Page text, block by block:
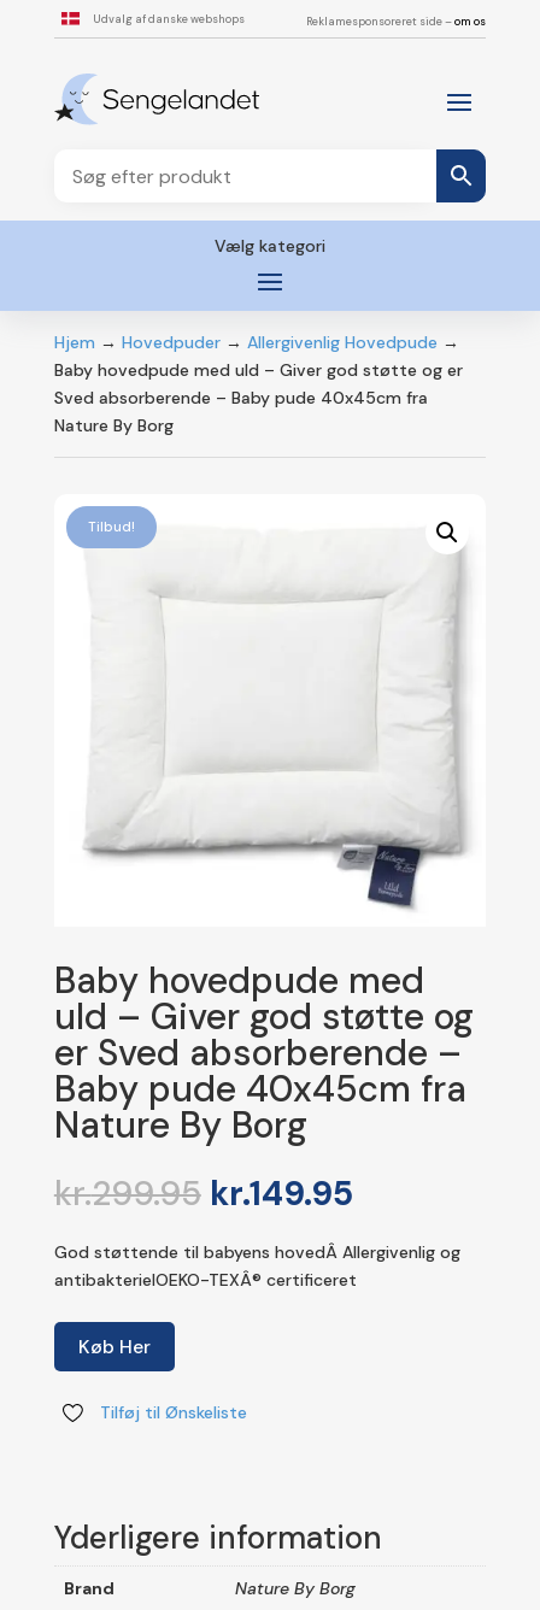
Udvalg af danske webshops Reklamesponsoreret side –om os
Vælg kategori
Hjem → Hovedpuder→ Allergivenlig Hovedpude →
Baby hovedpude med uld – Giver god støtte og er
Sved absorberende – Baby pude 40x45cm fra
Nature By Borg
Tilbud!
Baby hovedpude med
uld – Giver god støtte og
er Sved absorberende –
Baby pude 40x45cm fra
Nature By Borg
kr.299.95 Den
oprindelige
pris
var:
kr.149.95Den
pris
er:
God støttende til babyens hovedÂ Allergivenlig og
antibakterielOEKO-TEXÂ® certificeret
Køb Her
Tilføj til Ønskeliste
Yderligere information
Brand Nature By Borg